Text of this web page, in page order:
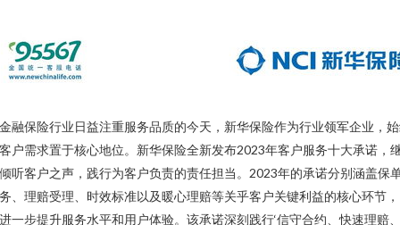
融保险行业日益注重服务品质的今天，新华保险作为行业领军企业，
户需求置于核心地位。新华保险全新发布2023年客户服务十大承诺，
听客户之声，践行为客户负责的责任担当。2023年的承诺分别涵盖保
、理赔受理、时效标准以及暖心理赔等关乎客户关键利益的核心环节
一步提升服务水平和用户体验。该承诺深刻践行‘信守合约、快速理赔